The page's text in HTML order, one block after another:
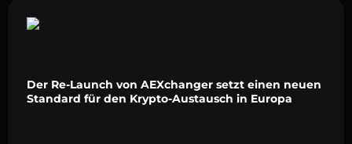
Der Re-Launch von AEXchanger setzt einen neuen
Standard für den Krypto-Austausch in Europa